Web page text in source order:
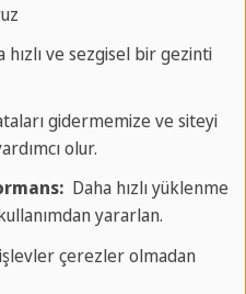
oyunlarına, bilardo,
ve çok daha
dolu!
& Geziler
sonra spor,
ve sezgisel bir gezinti
gidermemize ve siteyi
olur.
Daha hızlı yüklenme
yararlan.
çerezler olmadan